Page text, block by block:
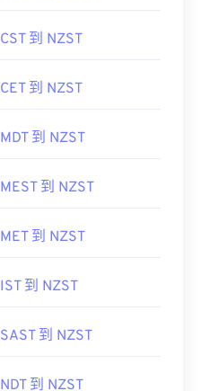
CST 到 NZST
CET 到 NZST
MDT 到 NZST
MEST 到 NZST
MET 到 NZST
IST 到 NZST
SAST 到 NZST
NDT 到 NZST